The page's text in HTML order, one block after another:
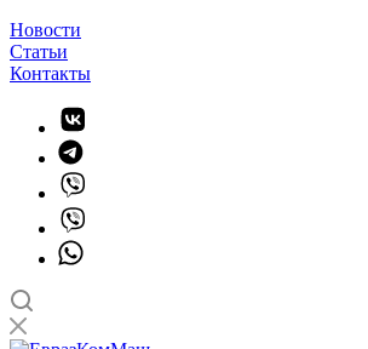
Новости
Статьи
Контакты